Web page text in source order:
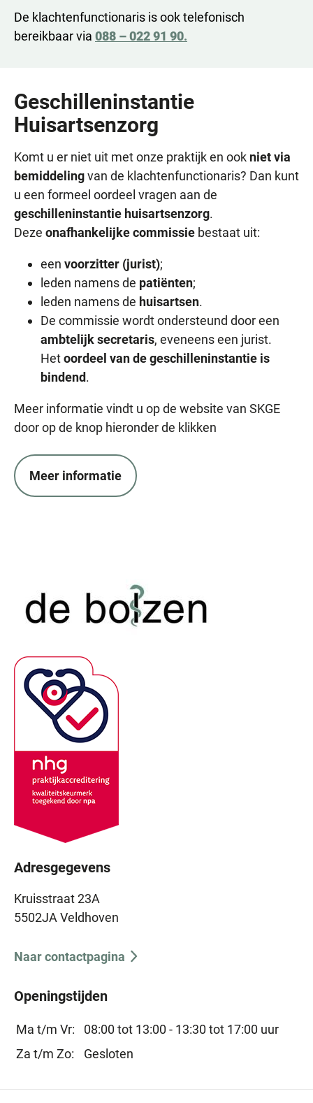
De klachtenfunctionaris is ook telefonisch
bereikbaar via 088 – 022 91 90.
Geschilleninstantie
Huisartsenzorg
Komt u er niet uit met onze praktijk en ook niet via
bemiddelingvan de klachtenfunctionaris? Dan kunt
u een formeel oordeel vragen aan de
geschilleninstantie huisartsenzorg.
Deze onafhankelijke commissie bestaat uit:
een voorzitter (jurist);
leden namens de patiënten;
leden namens de huisartsen.
De commissie wordt ondersteund door een
ambtelijk secretaris, eveneens een jurist.
Hetoordeel van de geschilleninstantie is
bindend.
Meer informatie vindt u op de website van SKGE
door op de knop hieronder de klikken
Meer informatie
Adresgegevens
Kruisstraat 23A
5502JA Veldhoven
Naar contactpagina
Openingstijden
Ma t/m Vr: 08:00 tot 13:00 - 13:30 tot 17:00 uur
Za t/m Zo:
Gesloten